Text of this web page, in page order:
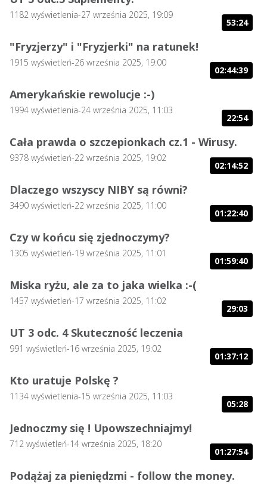
1182 wyświetlenia-27 września 2025, 19:09
53:24
"Fryzjerzy" i "Fryzjerki" na ratunek!
1915 wyświetleń-26 września 2025, 19:00
02:44:39
Amerykańskie rewolucje :-)
1994 wyświetlenia-24 września 2025, 11:03
22:54
Cała prawda o szczepionkach cz.1 - Wirusy.
9378 wyświetleń-22 września 2025, 19:02
02:14:52
Dlaczego wszyscy NIBY są równi?
3490 wyświetleń-22 września 2025, 11:00
01:22:40
Czy w końcu się zjednoczymy?
1305 wyświetleń-19 września 2025, 11:01
01:59:40
Miska ryżu, ale za to jaka wielka :-(
1457 wyświetleń-17 września 2025, 11:02
29:03
UT 3 odc. 4 Skuteczność leczenia
991 wyświetleń-16 września 2025, 19:02
01:37:12
Kto uratuje Polskę ?
1134 wyświetlenia-15 września 2025, 11:03
05:28
Jednoczmy się ! Upowszechniajmy!
712 wyświetleń-14 września 2025, 18:20
01:27:54
Podążaj za pieniędzmi - follow the money.